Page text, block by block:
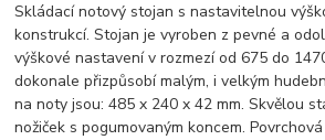
Skládací notový stojan s nastavitelnou
konstrukcí. Stojan je vyroben z pevné a
výškové nastavení v rozmezí od 675 do
dokonale přizpůsobí malým, i velkým
na noty jsou: 485 x 240 x 42 mm. Skvělou
nožiček s pogumovaným koncem.